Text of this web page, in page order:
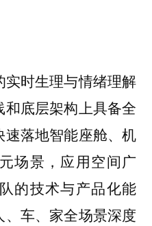
实时生理与情绪理解
底层架构上具备全
落地智能座舱、机
场景，应用空间广
的技术与产品化能
车、家全场景深度